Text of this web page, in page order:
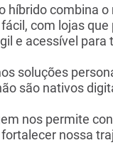
híbrido combina
com lojas
e acessível para
soluções
são nativos
nos permite
nossa